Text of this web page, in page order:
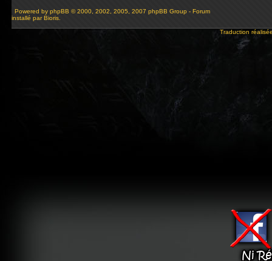
Powered by phpBB © 2000, 2002, 2005, 2007 phpBB Group - Forum
installé par Bioris.
Traduction